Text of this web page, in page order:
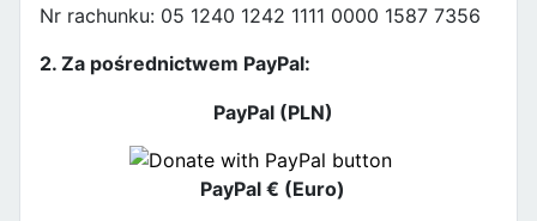
Nr rachunku: 05 1240 1242 1111 0000 1587 7356
2. Za pośrednictwem PayPal:
PayPal (PLN)
PayPal € (Euro)